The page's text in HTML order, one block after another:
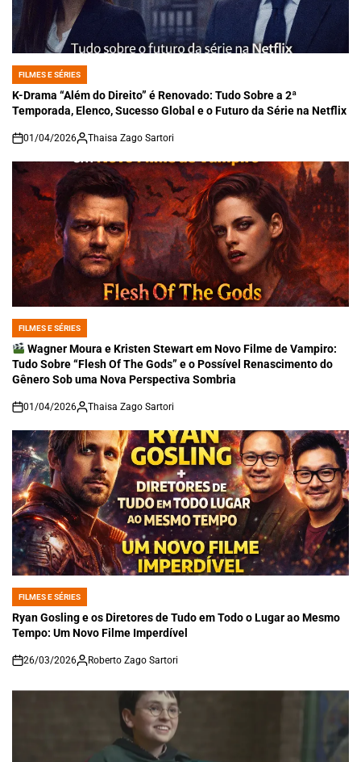
POSTED
IN
FILMES E SÉRIES
K-Drama “Além do Direito” é Renovado: Tudo Sobre a 2ª
Temporada, Elenco, Sucesso Global e o Futuro da Série na Netflix
on
01/04/2026 Thaisa Zago Sartori
POSTED
IN
FILMES E SÉRIES
Wagner Moura e Kristen Stewart em Novo Filme de Vampiro:
Tudo Sobre “Flesh Of The Gods” e o Possível Renascimento do
Gênero Sob uma Nova Perspectiva Sombria
on
01/04/2026 Thaisa Zago Sartori
POSTED
IN
FILMES E SÉRIES
Ryan Gosling e os Diretores de Tudo em Todo o Lugar ao Mesmo
Tempo: Um Novo Filme Imperdível
on
26/03/2026 Roberto Zago Sartori